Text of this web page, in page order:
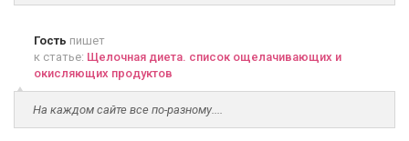
Гость пишет
к статье: Щелочная диета. список ощелачивающих и
окисляющих продуктов
На каждом сайте все по-разному....